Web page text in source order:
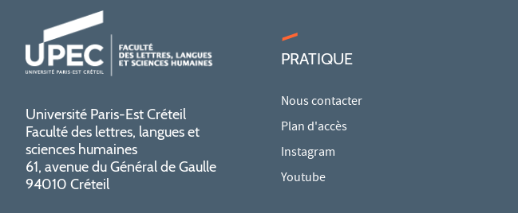
Université Paris-Est Créteil
Faculté des lettres, langues et
sciences humaines
61, avenue du Général de Gaulle
94010 Créteil
PRATIQUE
Nous contacter
Plan d'accès
Instagram
Youtube